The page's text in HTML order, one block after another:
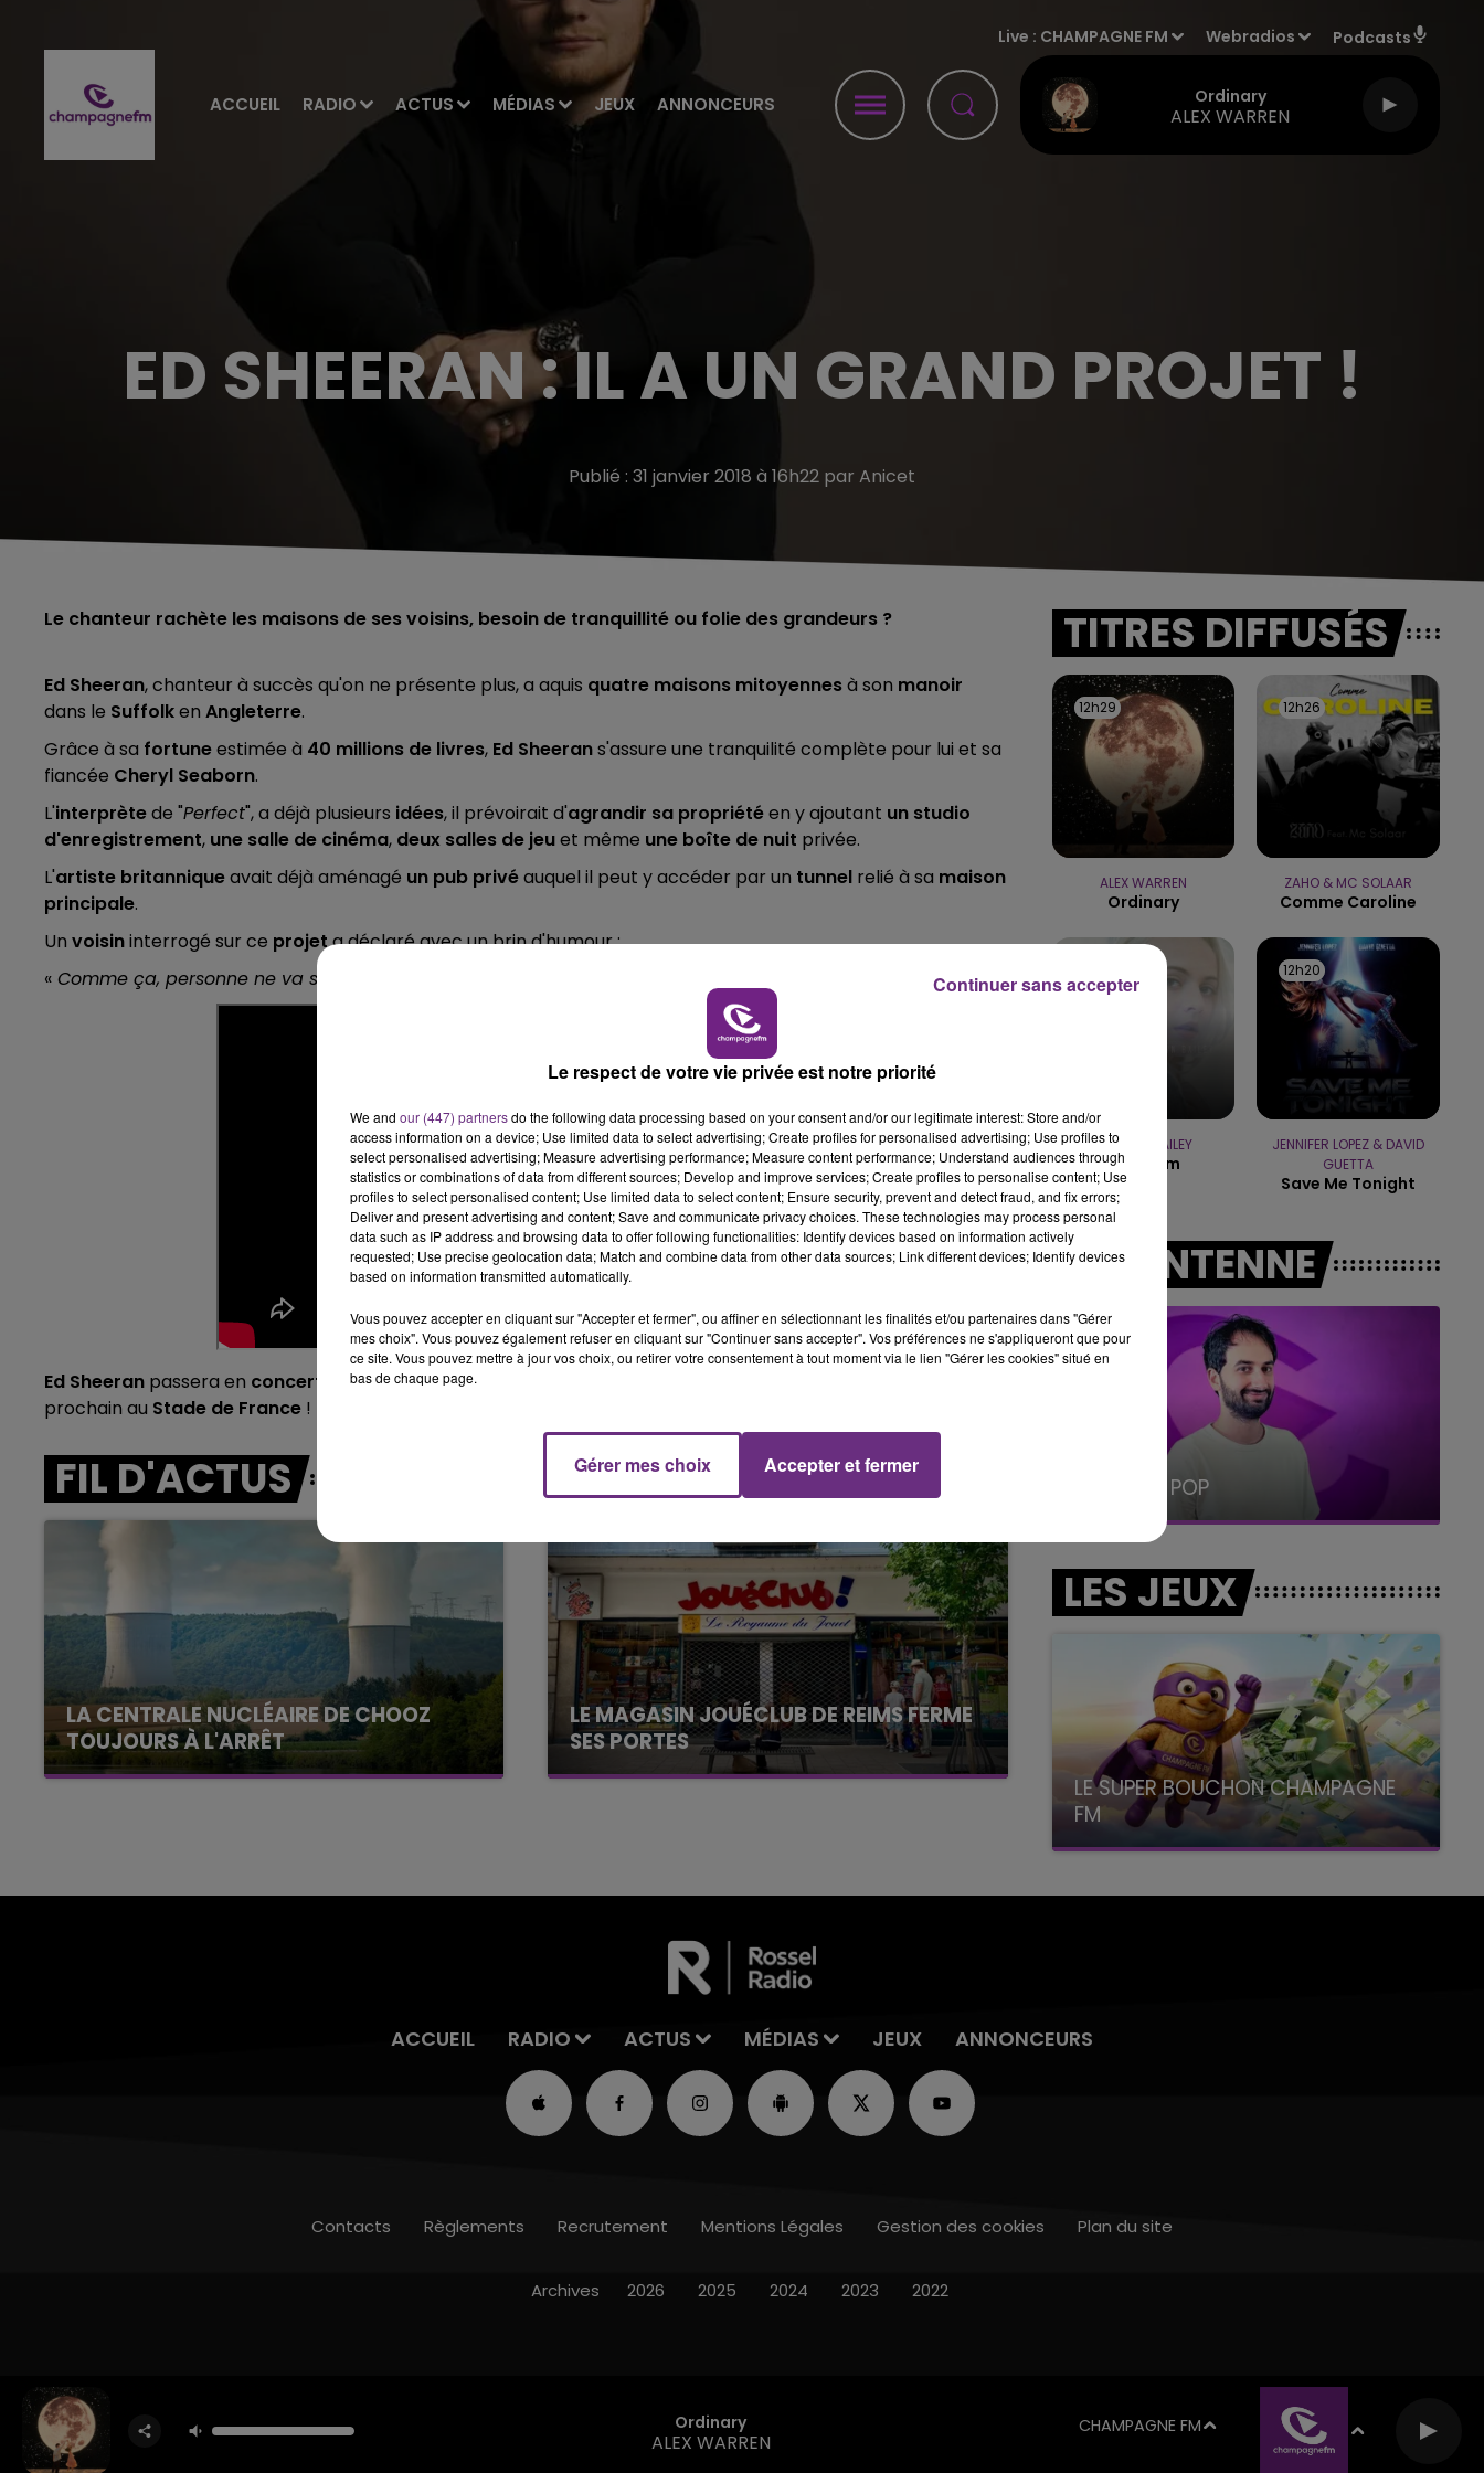
ACCUEIL RADIO ACTUS MÉDIAS JEUX ANNONCEURS
Live : CHAMPAGNE FM Webradios Podcasts
Ordinary
ALEX WARREN
14h00 - 15h00 15h00 - 19h00
LE CLUB CHAMPAGNE FM
19h00 - 19h15
LA POP MACHINE - CHAMPAGNE FM
ED SHEERAN : IL A UN GRAND PROJET !
Publié : 31 janvier 2018 à 16h22 par Anicet
Le chanteur rachète les maisons de ses voisins, besoin de tranquillité ou folie des grandeurs ?
Ed Sheeran, chanteur à succès qu'on ne présente plus, a aquis quatre maisons mitoyennesà son manoir
dans le Suffolken Angleterre.
Grâce à sa fortuneestimée à 40 millions de livres, Ed Sheerans'assure une tranquilité complète pour lui et sa
fiancée Cheryl Seaborn.
L'interprètede "Perfect", a déjà plusieurs idées, il prévoirait d'agrandir sa propriétéen y ajoutant un studio
d'enregistrement, une salle de cinéma, deux salles de jeuet même une boîte de nuit privée.
L'artiste britanniqueavait déjà aménagé un pub privéauquel il peut y accéder par un tunnel relié à sa maison
principale.
Un voisininterrogé sur ce projeta déclaré avec un brin d'humour :
« Comme ça, personne ne va se plaindre s'il joue sa musique trop fort !
Ed Sheeran passera en concert enFrancepourdeux dates
prochain au Stade de France !
FIL D'ACTUS
LA CENTRALE NUCLÉAIRE DE CHOOZ
TOUJOURS À L'ARRÊT
Cela fait déjà une semaine que la centrale
LE MAGASIN JOUÉCLUB DE REIMS FERME
SES PORTES
C'était l'une des institutions du centre-ville
TITRES DIFFUSÉS
12h29
12h29
ALEX WARREN
Ordinary
12h26
12h26
ZAHO & MC SOLAAR
Comme Caroline
MADILYN BAILEY
Titanium
12h20
12h20
JENNIFER LOPEZ & DAVID
GUETTA
Save Me Tonight
A L'ANTENNE
15h00 - 19h00
Le Club Champagne FM
19h00 - 19h15
LA POP MACHINE - CHAMPAGNE FM LA RADIO POP
LES JEUX
LE SUPER BOUCHON CHAMPAGNE
FM
avec La Famille Champagne FM, à 8H10
ACCUEIL RADIO ACTUS MÉDIAS JEUX ANNONCEURS
Ordinary
ALEX WARREN
CHAMPAGNE FM
Contacts Règlements Recrutement Mentions Légales Gestion des cookies Plan du site
Archives 2026 2025 2024 2023 2022
Le respect de votre vie privée est notre priorité
We and our (447) partnersdo the following data processing based on your consent and/or our legitimate interest: Store and/or
access information on a device; Use limited data to select advertising; Create profiles for personalised advertising; Use profiles to
select personalised advertising; Measure advertising performance; Measure content performance; Understand audiences through
statistics or combinations of data from different sources; Develop and improve services; Create profiles to personalise content; Use
profiles to select personalised content; Use limited data to select content; Ensure security, prevent and detect fraud, and fix errors;
Deliver and present advertising and content; Save and communicate privacy choices. These technologies may process personal
data such as IP address and browsing data to offer following functionalities: Identify devices based on information actively
requested; Use precise geolocation data; Match and combine data from other data sources; Link different devices; Identify devices
based on information transmitted automatically.
Vous pouvez accepter en cliquant sur "Accepter et fermer", ou affiner en sélectionnant les finalités et/ou partenaires dans "Gérer
mes choix". Vous pouvez également refuser en cliquant sur "Continuer sans accepter". Vos préférences ne s'appliqueront que pour
ce site. Vous pouvez mettre à jour vos choix, ou retirer votre consentement à tout moment via le lien "Gérer les cookies" situé en
bas de chaque page.
Gérer mes choix Accepter et fermer
Continuer sans accepter